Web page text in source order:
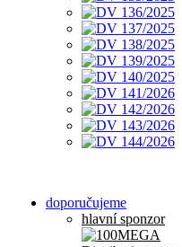
doporučujeme
hlavní sponzor